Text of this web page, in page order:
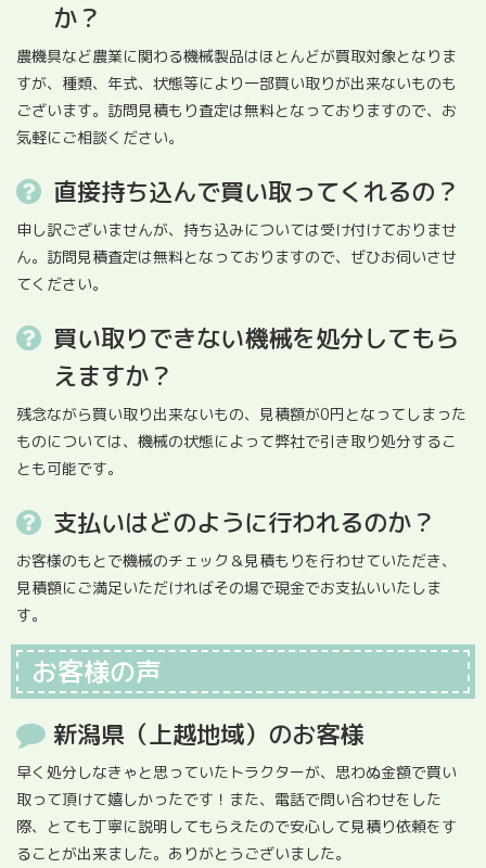
か？
農機具など農業に関わる機械製品はほとんどが買取対象となりま
すが、種類、年式、状態等により一部買い取りが出来ないものも
ございます。訪問見積もり査定は無料となっておりますので、お
気軽にご相談ください。
直接持ち込んで買い取ってくれるの？
申し訳ございませんが、持ち込みについては受け付けておりませ
ん。訪問見積査定は無料となっておりますので、ぜひお伺いさせ
てください。
買い取りできない機械を処分してもら
えますか？
残念ながら買い取り出来ないもの、見積額が0円となってしまった
ものについては、機械の状態によって弊社で引き取り処分するこ
とも可能です。
支払いはどのように行われるのか？
お客様のもとで機械のチェック＆見積もりを行わせていただき、
見積額にご満足いただければその場で現金でお支払いいたしま
す。
お客様の声
新潟県（上越地域）のお客様
早く処分しなきゃと思っていたトラクターが、思わぬ金額で買い
取って頂けて嬉しかったです！また、電話で問い合わせをした
際、とても丁寧に説明してもらえたので安心して見積り依頼をす
ることが出来ました。ありがとうございました。